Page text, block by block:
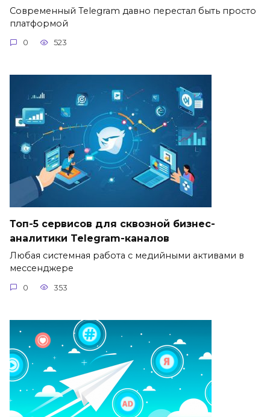
Современный Telegram давно перестал быть просто
платформой
0 523
Топ-5 сервисов для сквозной бизнес-
аналитики Telegram-каналов
Любая системная работа с медийными активами в
мессенджере
0 353